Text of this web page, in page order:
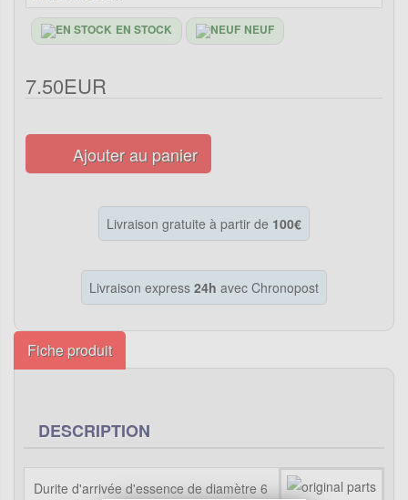
EN STOCK NEUF
7.50EUR
Ajouter au panier
Livraison gratuite à partir de 100€
Livraison express 24h avec Chronopost
Fiche produit
DESCRIPTION
Durite d'arrivée d'essence de diamètre 6